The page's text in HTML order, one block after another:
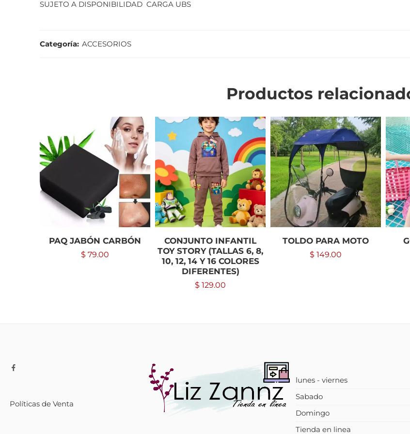
SUJETO A DISPONIBILIDAD CARGA UBS
Categoría: ACCESORIOS
Productos
PAQ JABÓN CARBÓN
$ 79.00
CONJUNTO INFANTIL
TOY STORY (TALLAS 6, 8,
10, 12, 14 Y 16 COLORES
DIFERENTES)
$ 129.00
TOLDO PARA MOTO
$ 149.00
Políticas de Venta
lunes - viernes
Sabado
Domingo
Tienda en linea